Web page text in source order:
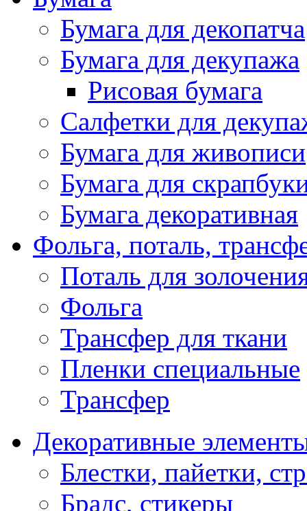
Бумага для декопатча
Бумага для декупажа
Рисовая бумага
Салфетки для
Бумага для живописи
Бумага для
Бумага декоративная
Фольга, поталь,
Поталь для
Фольга
Трансфер для ткани
Пленки специальные
Трансфер
Декоративные
Блестки, пайетки,
Брадс, стикеры